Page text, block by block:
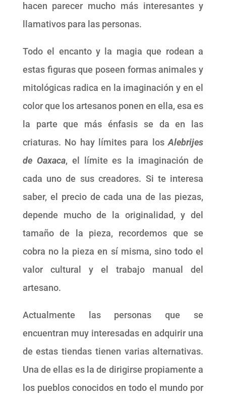
hacen parecer mucho más interesantes y
llamativos para las personas.
Todo el encanto y la magia que rodean a
estas figuras que poseen formas animales y
mitológicas radica en la imaginación y en el
color que los artesanos ponen en ella, esa es
la parte que más énfasis se da en las
criaturas. No hay límites para losAlebrijes
de Oaxaca, el límite es la imaginación de
cada uno de sus creadores. Si te interesa
saber, el precio de cada una de las piezas,
depende mucho de la originalidad, y del
tamaño de la pieza, recordemos que se
cobra no la pieza en sí misma, sino todo el
valor cultural y el trabajo manual del
artesano.
Actualmente las personas que se
encuentran muy interesadas en adquirir una
de estas tiendas tienen varias alternativas.
Una de ellas es la de dirigirse propiamente a
los pueblos conocidos en todo el mundo por